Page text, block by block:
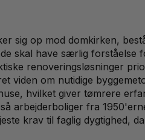
sig op mod domkirken,
skal have særlig
renoveringsløsninger
viden om nutidige
hvilket giver tømrere
arbejderboliger fra
krav til faglig